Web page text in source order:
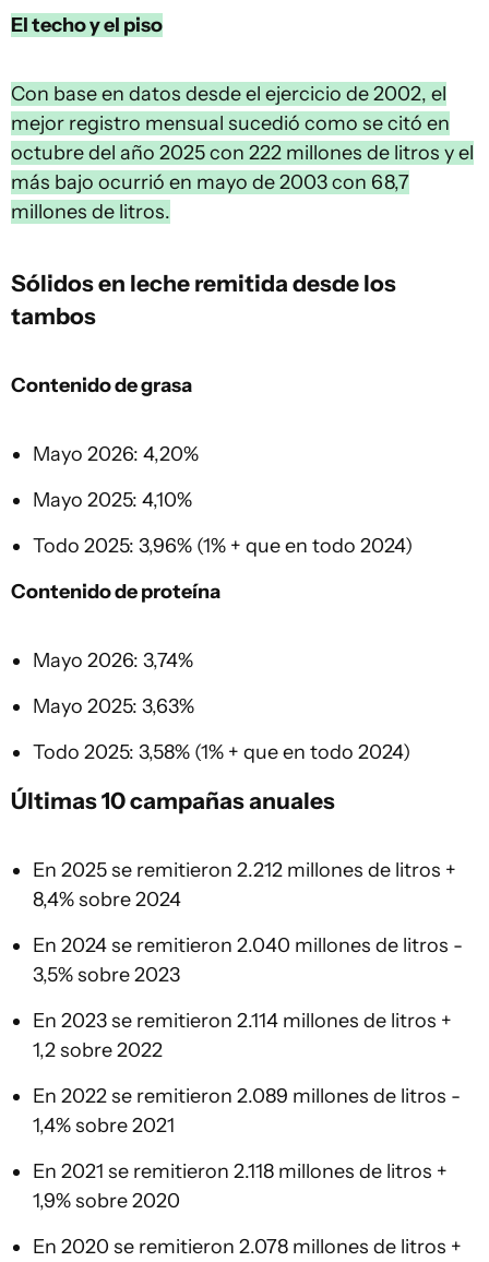
El techo y el piso
Con base en datos desde el ejercicio de 2002, el
mejor registro mensual sucedió como se citó en
octubre del año 2025 con 222 millones de litros y el
más bajo ocurrió en mayo de 2003 con 68,7
millones de litros.
Sólidos en leche remitida desde los
tambos
Contenido de grasa
Mayo 2026: 4,20%
Mayo 2025: 4,10%
Todo 2025: 3,96% (1% + que en todo 2024)
Contenido de proteína
Mayo 2026: 3,74%
Mayo 2025: 3,63%
Todo 2025: 3,58% (1% + que en todo 2024)
Últimas 10 campañas anuales
En 2025 se remitieron 2.212 millones de litros +
8,4% sobre 2024
En 2024 se remitieron 2.040 millones de litros -
3,5% sobre 2023
En 2023 se remitieron 2.114 millones de litros +
1,2 sobre 2022
En 2022 se remitieron 2.089 millones de litros -
1,4% sobre 2021
En 2021 se remitieron 2.118 millones de litros +
1,9% sobre 2020
En 2020 se remitieron 2.078 millones de litros +